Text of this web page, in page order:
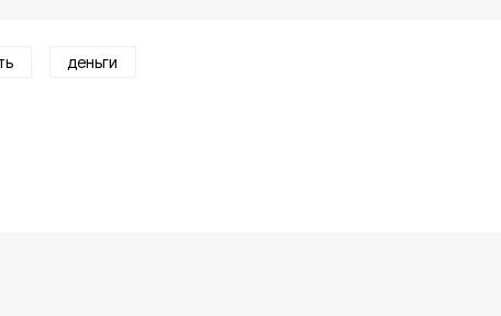
деньги